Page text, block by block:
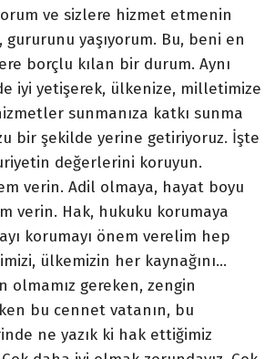
ve sizlere hizmet etmenin
yaşıyorum. Bu, beni en
borçlu kılan bir durum. Aynı
iyi yetişerek, ülkenize, milletimize
sunmanıza katkı sunma
bir şekilde yerine getiriyoruz. İşte
değerlerini koruyun.
verin. Adil olmaya, hayat boyu
verin. Hak, hukuku korumaya
korumayı önem verelim hep
ülkemizin her kaynağını…
olmamız gereken, zengin
bu cennet vatanın, bu
ne yazık ki hak ettiğimiz